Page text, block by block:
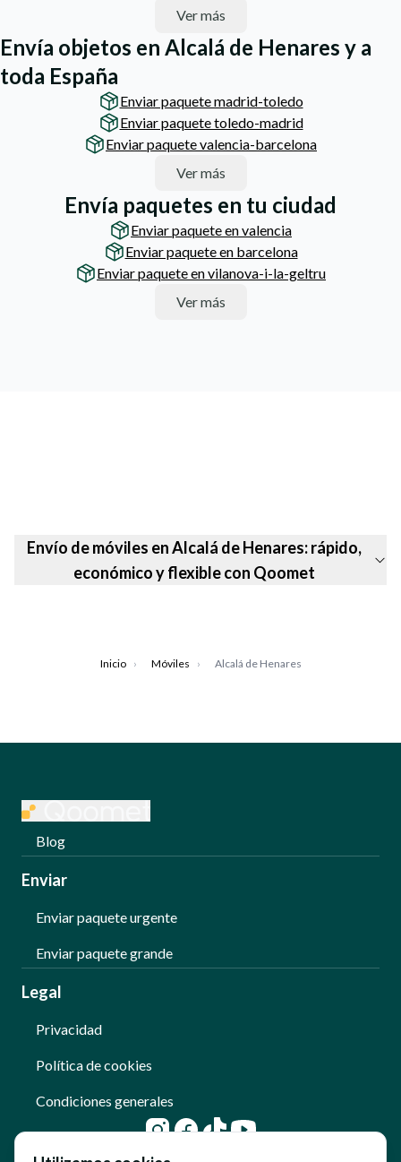
Ver más
Envía objetos en Alcalá de Henares y a
toda España
Enviar paquete madrid-toledo
Enviar paquete toledo-madrid
Enviar paquete valencia-barcelona
Ver más
Envía paquetes en tu ciudad
Enviar paquete en valencia
Enviar paquete en barcelona
Enviar paquete en vilanova-i-la-geltru
Ver más
Envío de móviles en Alcalá de Henares: rápido,
económico y flexible con Qoomet
Inicio › Móviles › Alcalá de Henares
Blog
Enviar
Enviar paquete urgente
Enviar paquete grande
Legal
Privacidad
Política de cookies
Condiciones generales